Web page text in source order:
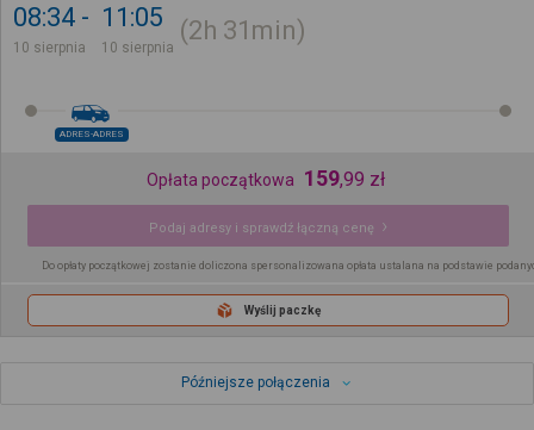
08:34
10 sierpnia
11:05
10 sierpnia
2h 31min
ADRES-ADRES
Opłata początkowa 159,99 zł
Podaj adresy i sprawdź łączną cenę
Do opłaty początkowej zostanie doliczona spersonalizowana opłata ustalana na podstawie
Wyślij paczkę
Późniejsze połączenia